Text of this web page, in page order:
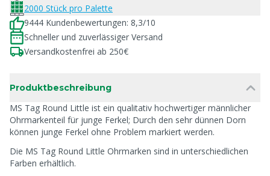
2000 Stück pro Palette
9444 Kundenbewertungen: 8,3/10
Schneller und zuverlässiger Versand
Versandkostenfrei ab 250€
Produktbeschreibung
MS Tag Round Little ist ein qualitativ hochwertiger männlicher
Ohrmarkenteil für junge Ferkel; Durch den sehr dünnen Dorn
können junge Ferkel ohne Problem markiert werden.
Die MS Tag Round Little Ohrmarken sind in unterschiedlichen
Farben erhältlich.